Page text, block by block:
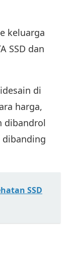
keluarga
SSD dan
di
harga,
dibandrol
dibanding
SSD